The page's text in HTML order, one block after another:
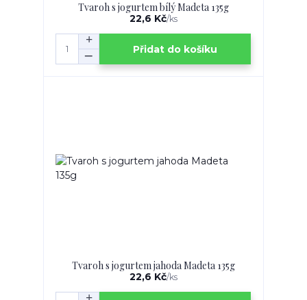
Tvaroh s jogurtem bílý Madeta 135g
22,6 Kč/ks
Přidat do košíku
Tvaroh s jogurtem jahoda Madeta 135g
22,6 Kč/ks